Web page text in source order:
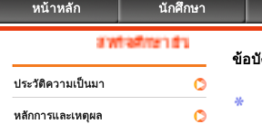
หน้าหลัก นักศึกษา
สหกิจศึกษา ยินดีต้อนรับ
ประวัติความเป็นมา
หลักการและเหตุผล
ข้อ